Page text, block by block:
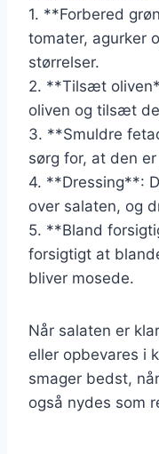
1. **Forbered
tomater, agurker
størrelser.
2. **Tilsæt
oliven og tilsæt
3. **Smuldre
sørg for, at den
4. **Dressing**:
over salaten, og
5. **Bland
forsigtigt at
bliver mosede.
Når salaten er
eller opbevares i
smager bedst,
også nydes som